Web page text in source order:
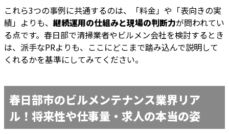
これら3つの事例に共通するのは、「料金」や「表向きの実
績」よりも、継続運用の仕組みと現場の判断力が問われてい
る点です。春日部で清掃業者やビルメン会社を検討するとき
は、派手なPRよりも、ここにどこまで踏み込んで説明して
くれるかを基準にしてみてください。
春日部市のビルメンテナンス業界リア
ル！将来性や仕事量・求人の本当の姿